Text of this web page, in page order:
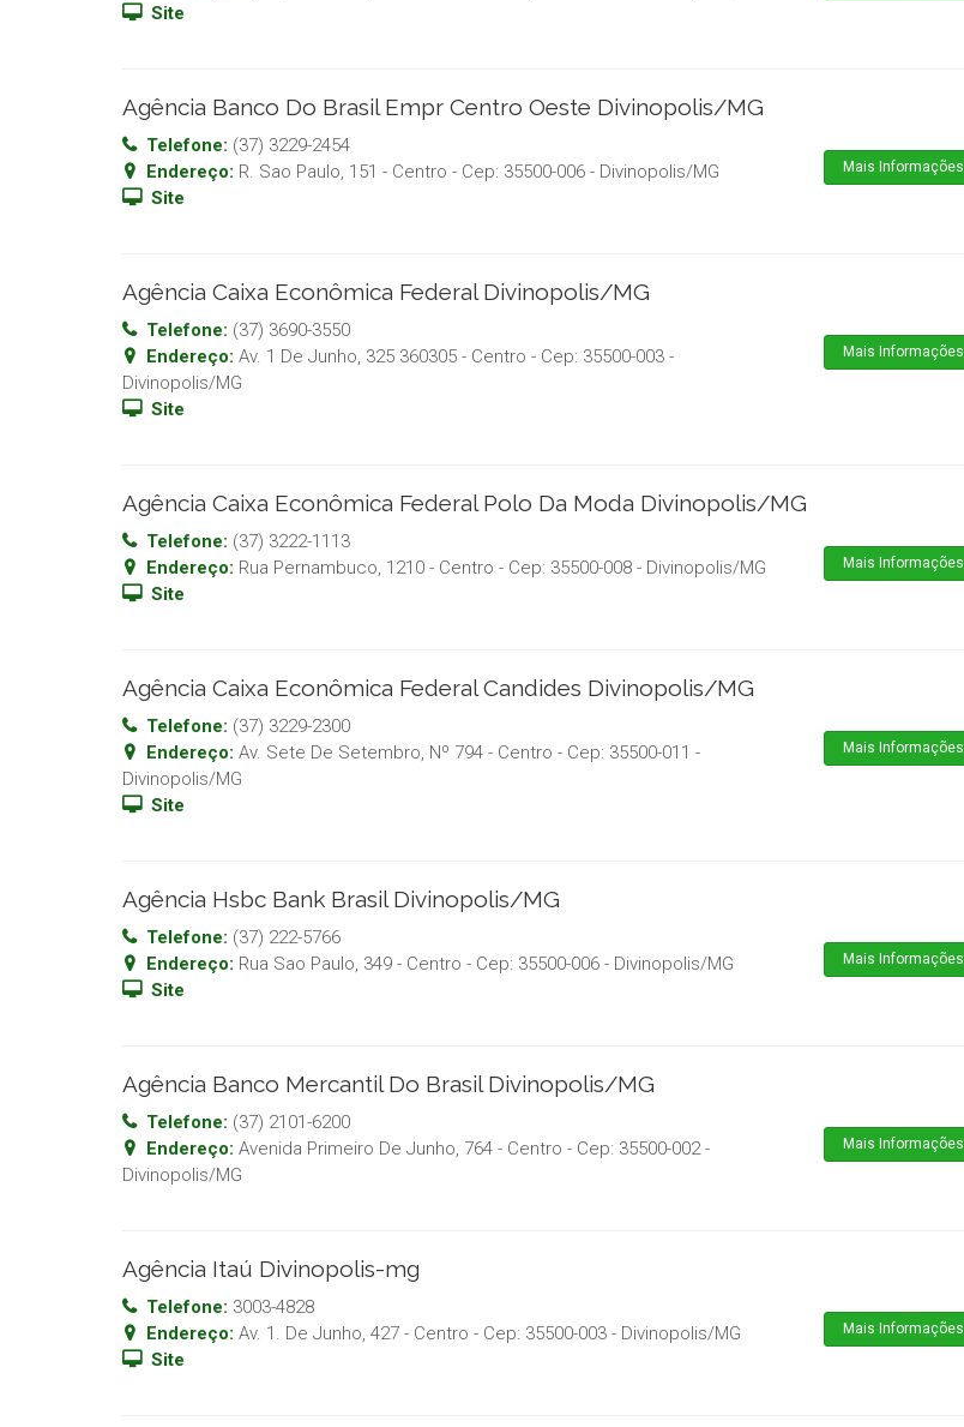
Site
Agência Banco Do Brasil Empr Centro Oeste Divinopolis/MG
Telefone: (37) 3229-2454
Endereço: R. Sao Paulo, 151 - Centro - Cep: 35500-006 - Divinopolis/MG
Site
Mais Informações
Agência Caixa Econômica Federal Divinopolis/MG
Telefone: (37) 3690-3550
Endereço: Av. 1 De Junho, 325 360305 - Centro - Cep: 35500-003 -
Divinopolis/MG
Site
Mais Informações
Agência Caixa Econômica Federal Polo Da Moda Divinopolis/MG
Telefone: (37) 3222-1113
Endereço: Rua Pernambuco, 1210 - Centro - Cep: 35500-008 - Divinopolis/MG
Site
Mais Informações
Agência Caixa Econômica Federal Candides Divinopolis/MG
Telefone: (37) 3229-2300
Endereço: Av. Sete De Setembro, Nº 794 - Centro - Cep: 35500-011 -
Divinopolis/MG
Site
Mais Informações
Agência Hsbc Bank Brasil Divinopolis/MG
Telefone: (37) 222-5766
Endereço: Rua Sao Paulo, 349 - Centro - Cep: 35500-006 - Divinopolis/MG
Site
Mais Informações
Agência Banco Mercantil Do Brasil Divinopolis/MG
Telefone: (37) 2101-6200
Endereço: Avenida Primeiro De Junho, 764 - Centro - Cep: 35500-002-
Divinopolis/MG
Mais Informações
Agência Itaú Divinopolis-mg
Telefone: 3003-4828
Endereço: Av. 1. De Junho, 427 - Centro - Cep: 35500-003 - Divinopolis/MG
Site
Mais Informações